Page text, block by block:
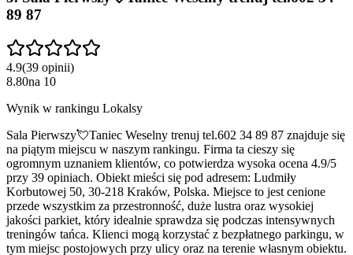
89 87
4.9(39 opinii)
8.80na 10
Wynik w rankingu Lokalsy
Sala Pierwszy💘Taniec Weselny trenuj tel.602 34 89 87 znajduje się
na piątym miejscu w naszym rankingu. Firma ta cieszy się
ogromnym uznaniem klientów, co potwierdza wysoka ocena 4.9/5
przy 39 opiniach. Obiekt mieści się pod adresem: Ludmiły
Korbutowej 50, 30-218 Kraków, Polska. Miejsce to jest cenione
przede wszystkim za przestronność, duże lustra oraz wysokiej
jakości parkiet, który idealnie sprawdza się podczas intensywnych
treningów tańca. Klienci mogą korzystać z bezpłatnego parkingu, w
tym miejsc postojowych przy ulicy oraz na terenie własnym obiektu.